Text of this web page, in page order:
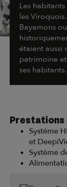
Les
les
Bayamons
étaient aussi
patrimoine
ses habitants.
Prestations
Systéme
et
Système